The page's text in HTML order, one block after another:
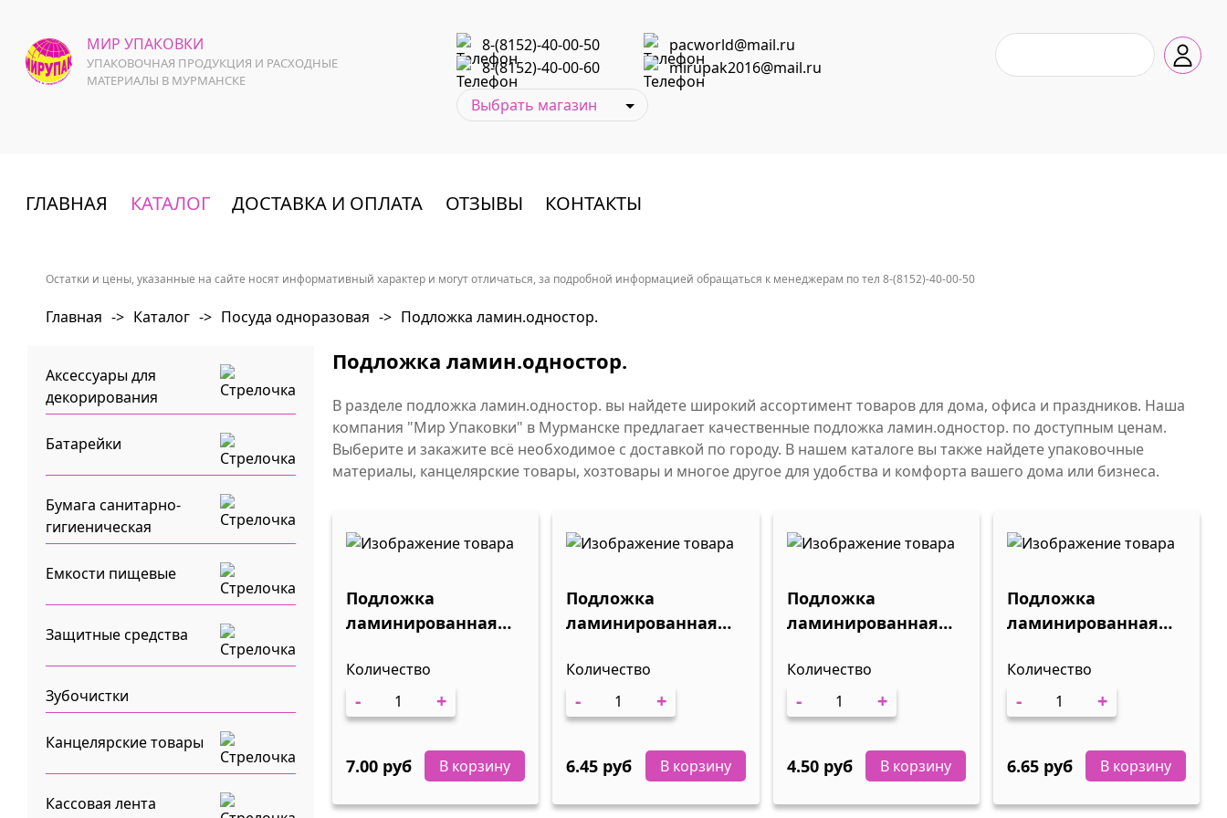
МИР УПАКОВКИ
УПАКОВОЧНАЯ ПРОДУКЦИЯ И РАСХОДНЫЕ
МАТЕРИАЛЫ В МУРМАНСКЕ
8-(8152)-40-00-50
8-(8152)-40-00-60
pacworld@mail.ru
mirupak2016@mail.ru
ГЛАВНАЯ КАТАЛОГ ДОСТАВКА И ОПЛАТА ОТЗЫВЫ КОНТАКТЫ
Остатки и цены, указанные на сайте носят информативный характер и могут отличаться, за подробной информацией обращаться к менеджерам по тел 8-(8152)-40-00-50
Главная -> Каталог -> Посуда одноразовая -> Подложка ламин.одностор.
Аксессуары для
декорирования
Батарейки
Бумага санитарно-
гигиеническая
Емкости пищевые
Защитные средства
Зубочистки
Канцелярские товары
Кассовая лента
Подложка ламин.одностор.
В разделе подложка ламин.одностор. вы найдете широкий ассортимент товаров для дома, офиса и праздников. Наша
компания "Мир Упаковки" в Мурманске предлагает качественные подложка ламин.одностор. по доступным ценам.
Выберите и закажите всё необходимое с доставкой по городу. В нашем каталоге вы также найдете упаковочные
материалы, канцелярские товары, хозтовары и многое другое для удобства и комфорта вашего дома или бизнеса.
Подложка
ламинированная
Д-18см /100шт/
Количество
- +
7.00 руб В корзину
Подложка
ламинированная
200х200мм
100/800шт/
Количество
- +
6.45 руб В корзину
Подложка
ламинированная
200х300мм
100/600шт
Количество
- +
4.50 руб В корзину
Подложка
ламинированная
Д-22см /100шт/
Количество
- +
6.65 руб В корзину